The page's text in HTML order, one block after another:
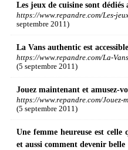
Les jeux de cuisine sont
https://www.repandre.com/Les-
septembre 2011)
La Vans authentic est
https://www.repandre.com/La-
(5 septembre 2011)
Jouez maintenant et amusez-
https://www.repandre.com/Jouez-
(5 septembre 2011)
Une femme heureuse est
et aussi comment devenir belle